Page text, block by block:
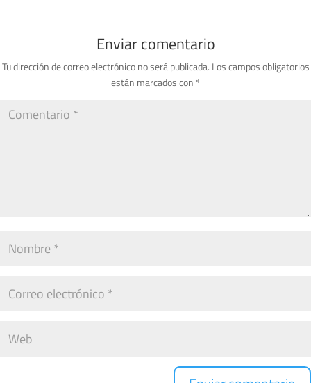
Enviar comentario
Tu dirección de correo electrónico no será publicada. Los campos obligatorios
están marcados con *